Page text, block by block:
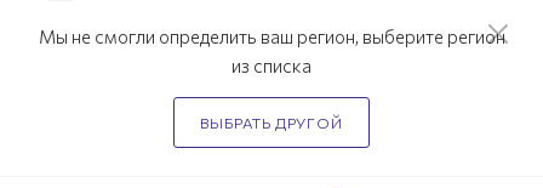
Мы не смогли определить ваш регион, выберите регион
из списка
ВЫБРАТЬ ДРУГОЙ